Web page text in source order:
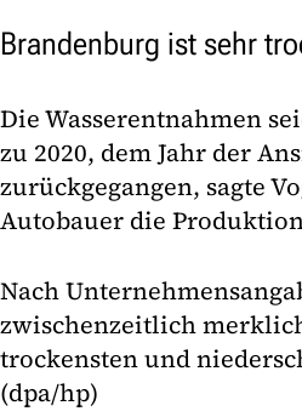
Brandenburg ist sehr
Die Wasserentnahmen
zu 2020, dem Jahr der
zurückgegangen, sagte
Autobauer die
Nach
zwischenzeitlich
trockensten und
(dpa/hp)